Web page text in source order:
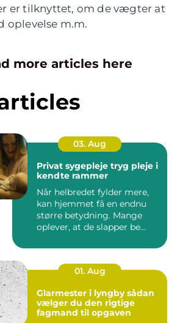
er tilknyttet, om de vægter at
oplevelse m.m.
more articles here
03. Aug
Privat sygepleje tryg pleje i
kendte rammer
Når helbredet fylder mere,
kan hjemmet få en endnu
større betydning. Mange
oplever, at de slapper be...
01. Aug
Glarmester i lyngby sådan
vælger du den rigtige
fagmand til opgaven